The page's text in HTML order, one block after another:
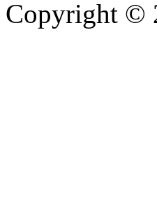
Copyright ©